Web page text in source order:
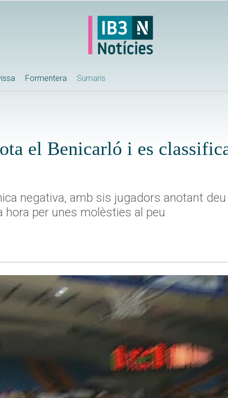
Formentera Sumaris
el Benicarló i es
negativa, amb sis jugadors anotant
hora per unes molèsties al peu